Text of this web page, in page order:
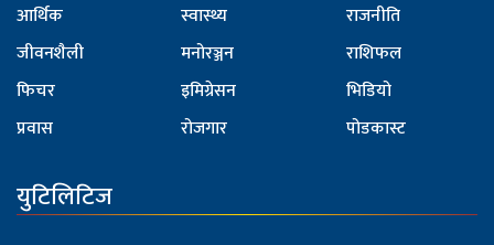
आर्थिक
जीवनशैली
फिचर
प्रवास
स्वास्थ्य
मनोरञ्जन
इमिग्रेसन
रोजगार
राजनीति
राशिफल
भिडियो
पोडकास्ट
युटिलिटिज